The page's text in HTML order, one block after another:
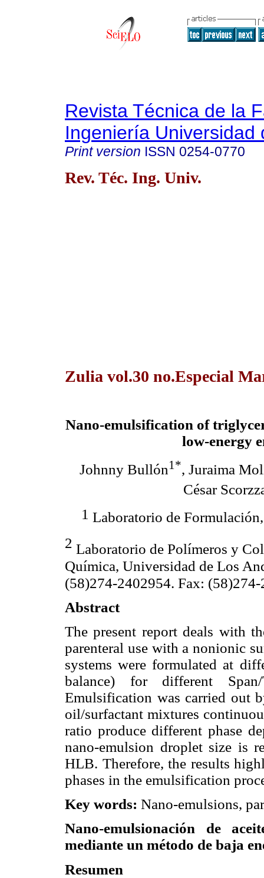
Revista Técnica de la
Ingeniería Universidad
Print version ISSN 0254-0770
Rev. Téc. Ing. Univ.
Zulia vol.30 no.Especial
Nano-emulsification of
low-energy
Johnny Bullón1*, Juraima
César
1 Laboratorio de
2 Laboratorio de Polímeros y
Química, Universidad de Los
(58)274-2402954. Fax:
Abstract
The present report deals with
parenteral use with a nonionic
systems were formulated at
balance) for different
Emulsification was carried out
oil/surfactant mixtures
ratio produce different phase
nano-emulsion droplet size is
HLB. Therefore, the results
phases in the emulsification
Key words: Nano-emulsions,
Nano-emulsionación de
mediante un método de baja
Resumen